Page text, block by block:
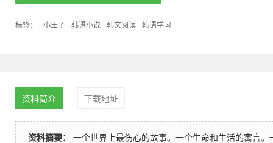
标签： 小王子 韩语小说 韩文阅读 韩语学习
资料简介 下载地址
资料摘要：
一个世界上最伤心的故事。一个生命和生活的寓言